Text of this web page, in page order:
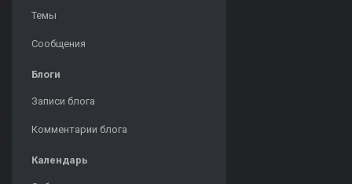
Темы
Сообщения
Блоги
Записи блога
Комментарии блога
Календарь